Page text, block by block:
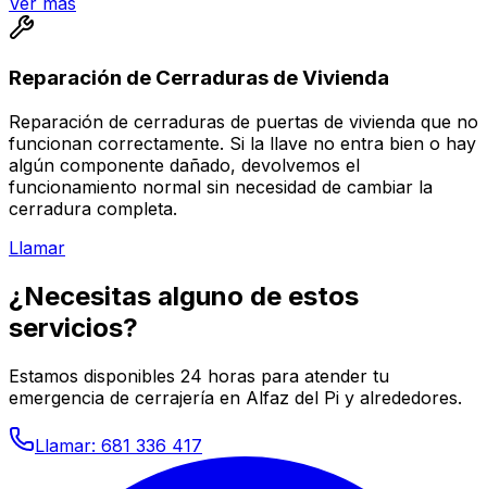
Reparación de Cerraduras de Vivienda
Reparación de cerraduras de puertas de vivienda que no
funcionan correctamente. Si la llave no entra bien o hay
algún componente dañado, devolvemos el
funcionamiento normal sin necesidad de cambiar la
cerradura completa.
Llamar
¿Necesitas alguno de estos
servicios?
Estamos disponibles 24 horas para atender tu
emergencia de cerrajería en Alfaz del Pi y alrededores.
Llamar: 681 336 417